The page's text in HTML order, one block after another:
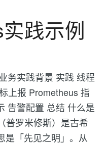
践示例
务实践背景 实践 线程
上报 Prometheus 指
告警配置 总结 什么是
普罗米修斯）是古希
是「先见之明」。从